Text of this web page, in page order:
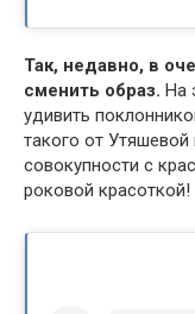
Так, недавно, в
сменить образ. На
удивить
такого от
совокупности с
роковой красоткой!